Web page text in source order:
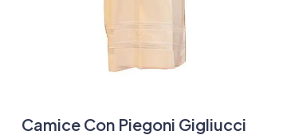
Camice Con Piegoni Gigliucci